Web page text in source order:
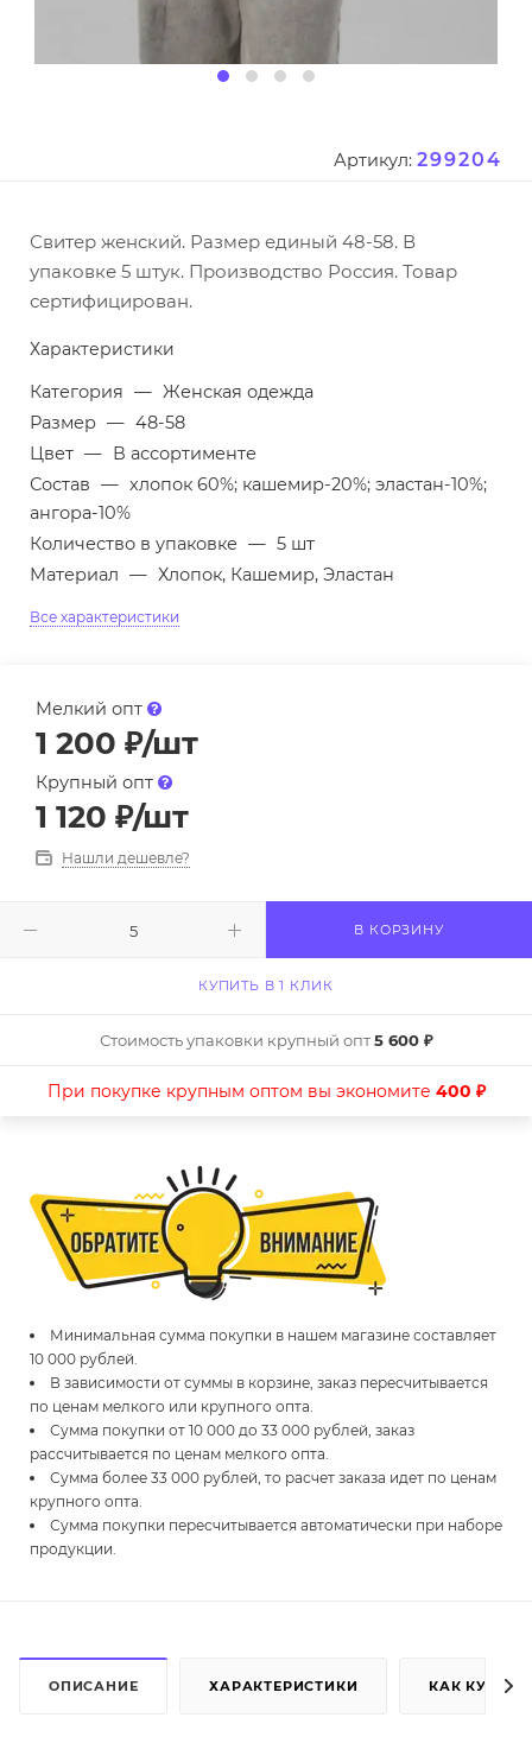
Артикул: 299204
Свитер женский. Размер единый 48-58. В
упаковке 5 штук. Производство Россия. Товар
сертифицирован.
Характеристики
Категория — Женская одежда
Размер — 48-58
Цвет — В ассортименте
Состав — хлопок 60%; кашемир-20%; эластан-10%;
ангора-10%
Количество в упаковке — 5 шт
Материал — Хлопок, Кашемир, Эластан
Все характеристики
Мелкий опт
1 200 ₽/шт
Крупный опт
1 120 ₽/шт
Нашли дешевле?
В КОРЗИНУ
КУПИТЬ В 1 КЛИК
Стоимость упаковки крупный опт5 600 ₽
При покупке крупным оптом вы экономите 400 ₽
Минимальная сумма покупки в нашем магазине составляет
10 000 рублей.
В зависимости от суммы в корзине, заказ пересчитывается
по ценам мелкого или крупного опта.
Сумма покупки от 10 000 до 33 000 рублей, заказ
рассчитывается по ценам мелкого опта.
Сумма более 33 000 рублей, то расчет заказа идет по ценам
крупного опта.
Сумма покупки пересчитывается автоматически при наборе
продукции.
ОПИСАНИЕ ХАРАКТЕРИСТИКИ КАК КУПИТЬ